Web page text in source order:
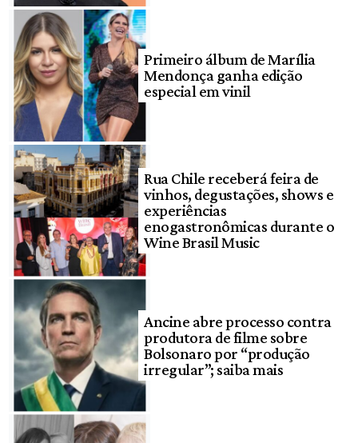
Primeiro álbum de Marília
Mendonça ganha edição
especial em vinil
Rua Chile receberá feira de
vinhos, degustações, shows e
experiências
enogastronômicas durante o
Wine Brasil Music
Ancine abre processo contra
produtora de filme sobre
Bolsonaro por “produção
irregular”; saiba mais